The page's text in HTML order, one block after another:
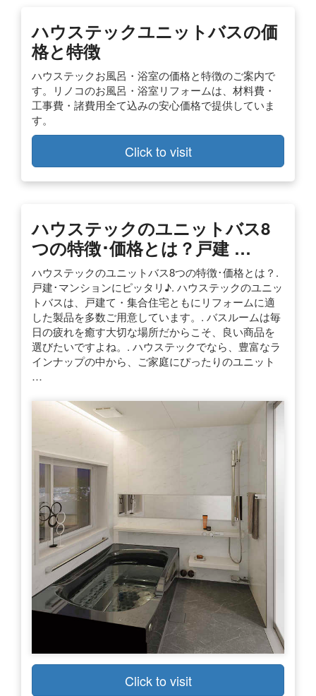
ハウステックユニットバスの価
格と特徴
ハウステックお風呂・浴室の価格と特徴のご案内で
す。リノコのお風呂・浴室リフォームは、材料費・
工事費・諸費用全て込みの安心価格で提供していま
す。
Click to visit
ハウステックのユニットバス8
つの特徴･価格とは？戸建 …
ハウステックのユニットバス8つの特徴･価格とは？.
戸建･マンションにピッタリ♪. ハウステックのユニッ
トバスは、戸建て・集合住宅ともにリフォームに適
した製品を多数ご用意しています。. バスルームは毎
日の疲れを癒す大切な場所だからこそ、良い商品を
選びたいですよね。. ハウステックでなら、豊富なラ
インナップの中から、ご家庭にぴったりのユニット
…
Click to visit